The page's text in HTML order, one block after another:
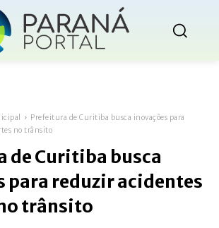
Prefeitura de Curitiba busca inovações para
no trânsito
de Curitiba busca
para reduzir acidentes
trânsito